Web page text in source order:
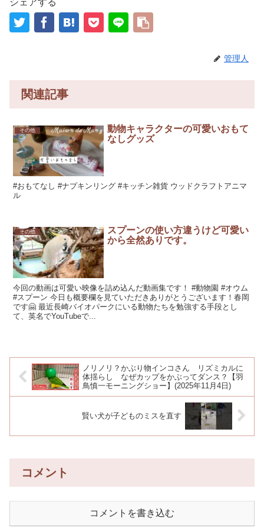
管理人
関連記事
その他
動物キャラクターの可愛いおもて
なしグッズ
#おもてなし #ナプキンリング #キッチン雑貨 ウッドクラフトアニマ
ル
その他
スプーンの使い方違うけど可愛い
から全然ありです。
今回の動画は可愛い映像を詰め込んだ動画集です！ #動物園 #オウム
#スプーン 今日も概要欄を見ていただきありがとうございます！春岡
です🤗 最近長崎バイオパークにいる動物たちを勉強する手段とし
て、英名でYouTubeで...
ノリノリ？かぶり物インコさん リズミカルに
体揺らし なぜカップをかぶってダンス？【羽
鳥慎一モーニングショー】(2025年11月4日)
賢い犬が子どものミスを直す
コメント
コメントを書き込む